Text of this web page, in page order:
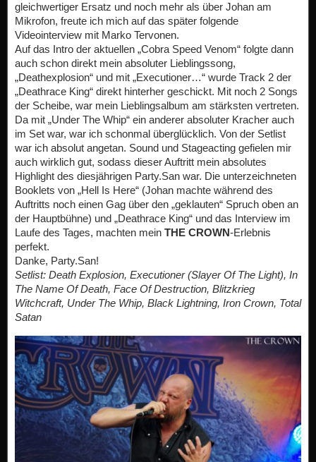
gleichwertiger Ersatz und noch mehr als über Johan am
Mikrofon, freute ich mich auf das später folgende
Videointerview mit Marko Tervonen.
Auf das Intro der aktuellen „Cobra Speed Venom“ folgte dann
auch schon direkt mein absoluter Lieblingssong,
„Deathexplosion“ und mit „Executioner…“ wurde Track 2 der
„Deathrace King“ direkt hinterher geschickt. Mit noch 2 Songs
der Scheibe, war mein Lieblingsalbum am stärksten vertreten.
Da mit „Under The Whip“ ein anderer absoluter Kracher auch
im Set war, war ich schonmal überglücklich. Von der Setlist
war ich absolut angetan. Sound und Stageacting gefielen mir
auch wirklich gut, sodass dieser Auftritt mein absolutes
Highlight des diesjährigen Party.San war. Die unterzeichneten
Booklets von „Hell Is Here“ (Johan machte während des
Auftritts noch einen Gag über den „geklauten“ Spruch oben an
der Hauptbühne) und „Deathrace King“ und das Interview im
Laufe des Tages, machten mein THE CROWN-Erlebnis
perfekt.
Danke, Party.San!
Setlist: Death Explosion, Executioner (Slayer Of The Light), In
The Name Of Death, Face Of Destruction, Blitzkrieg
Witchcraft, Under The Whip, Black Lightning, Iron Crown, Total
Satan